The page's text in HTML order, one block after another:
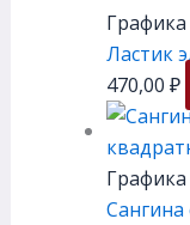
Графика
Ластик
470,00 ₽
Графика